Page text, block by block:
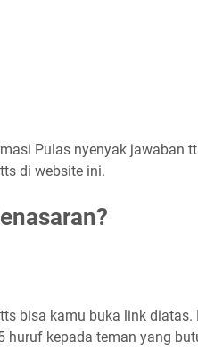
Pulas nyenyak jawaban
di website ini.
bisa kamu buka link
huruf kepada teman yang